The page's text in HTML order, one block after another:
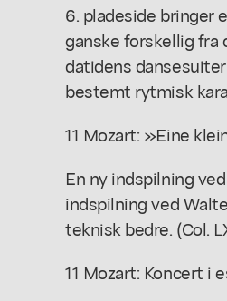
6. pladeside bringer
ganske forskellig fra
datidens
bestemt rytmisk
11 Mozart: »Eine
En ny indspilning
indspilning ved
teknisk bedre. (Col.
11 Mozart: Koncert i